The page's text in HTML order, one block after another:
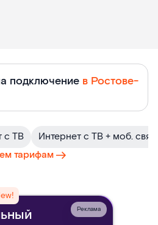
подключение в Ростове-
с ТВ
Интернет с ТВ + моб.
тарифам
Реклама